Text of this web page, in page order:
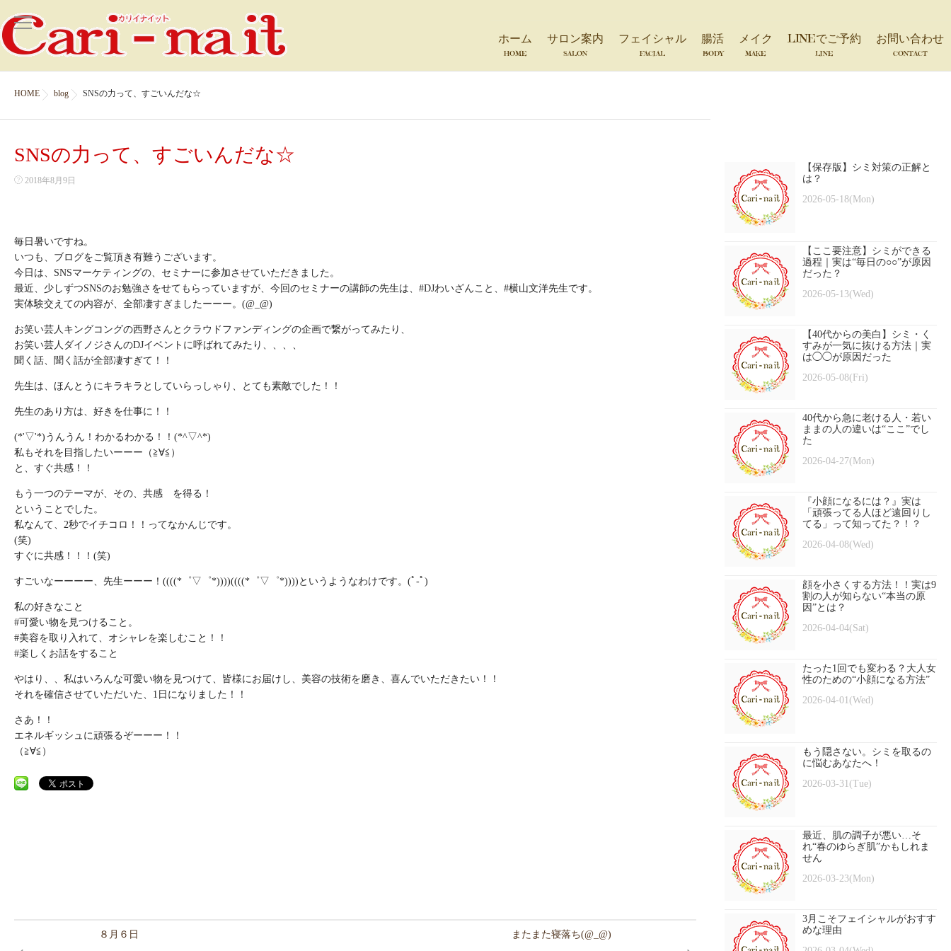
ホーム
HOME
サロン案内
SALON
フェイシャル
FACIAL
腸活
BODY
メイク
MAKE
LINEでご予約
LINE
お問い合わせ
CONTACT
HOME blog SNSの力って、すごいんだな☆
SNSの力って、すごいんだな☆
2018年8月9日
毎日暑いですね。
いつも、ブログをご覧頂き有難うございます。
今日は、SNSマーケティングの、セミナーに参加させていただきました。
最近、少しずつSNSのお勉強さをせてもらっていますが、今回のセミナーの講師の先生は、#DJわいざんこと、#横山文洋先生です。
実体験交えての内容が、全部凄すぎましたーーー。(@_@)
お笑い芸人キングコングの西野さんとクラウドファンディングの企画で繋がってみたり、
お笑い芸人ダイノジさんのDJイベントに呼ばれてみたり、、、、
聞く話、聞く話が全部凄すぎて！！
先生は、ほんとうにキラキラとしていらっしゃり、とても素敵でした！！
先生のあり方は、好きを仕事に！！
(*'▽'*)うんうん！わかるわかる！！(*^▽^*)
私もそれを目指したいーーー（≧∀≦）
と、すぐ共感！！
もう一つのテーマが、その、共感 を得る！
ということでした。
私なんて、2秒でイチコロ！！ってなかんじです。
(笑)
すぐに共感！！！(笑)
すごいなーーーー、先生ーーー！((((*゜▽゜*))))((((*゜▽゜*))))というようなわけです。(ﾟ-ﾟ)
私の好きなこと
#可愛い物を見つけること。
#美容を取り入れて、オシャレを楽しむこと！！
#楽しくお話をすること
やはり、、私はいろんな可愛い物を見つけて、皆様にお届けし、美容の技術を磨き、喜んでいただきたい！！
それを確信させていただいた、1日になりました！！
さあ！！
エネルギッシュに頑張るぞーーー！！
（≧∀≦）
８月６日 またまた寝落ち(@_@)
【保存版】シミ対策の正解と
は？
2026-05-18(Mon)
【ここ要注意】シミができる
過程｜実は“毎日の○○”が原因
だった？
2026-05-13(Wed)
【40代からの美白】シミ・く
すみが一気に抜ける方法｜実
は◯◯が原因だった
2026-05-08(Fri)
40代から急に老ける人・若い
ままの人の違いは“ここ”でし
た
2026-04-27(Mon)
『小顔になるには？』実は
「頑張ってる人ほど遠回りし
てる」って知ってた？！？
2026-04-08(Wed)
顔を小さくする方法！！実は9
割の人が知らない“本当の原
因”とは？
2026-04-04(Sat)
たった1回でも変わる？大人女
性のための“小顔になる方法”
2026-04-01(Wed)
もう隠さない。シミを取るの
に悩むあなたへ！
2026-03-31(Tue)
最近、肌の調子が悪い…そ
れ“春のゆらぎ肌”かもしれま
せん
2026-03-23(Mon)
3月こそフェイシャルがおすす
めな理由